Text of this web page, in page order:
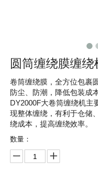
圆筒缠绕膜缠绕
卷筒缠绕膜，全方位包裹
防尘、防潮，降低包装成
DY2000F大卷筒缠绕机主
现整体缠绕，有利于仓储
绕成本，提高缠绕效率。
数量：